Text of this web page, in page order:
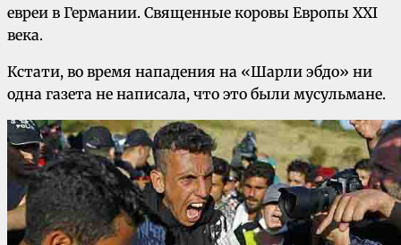
евреи в Германии. Священные коровы Европы ХХI
века.
Кстати, во время нападения на «Шарли эбдо» ни
одна газета не написала, что это были мусульмане.